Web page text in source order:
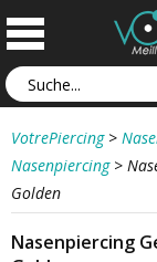
VotrePiercing >
Nasenpiercing >
Golden
Nasenpiercing